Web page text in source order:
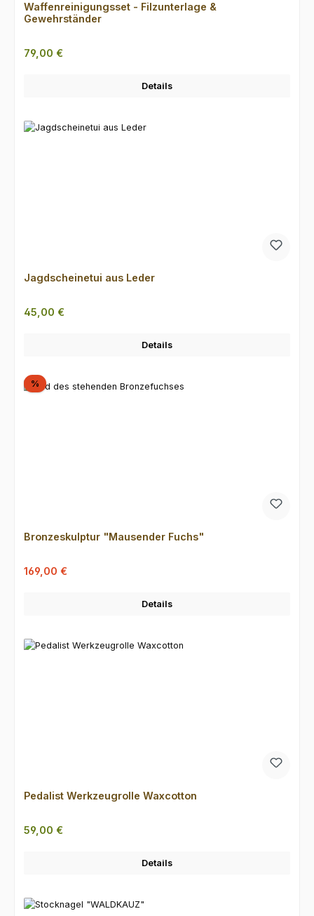
Waffenreinigungsset - Filzunterlage &
Gewehrständer
Regulärer Preis:
79,00 €
Details
Jagdscheinetui aus Leder
Regulärer Preis:
45,00 €
Details
%Rabatt
Bronzeskulptur "Mausender Fuchs"
Verkaufspreis:
169,00 €
Details
Pedalist Werkzeugrolle Waxcotton
Regulärer Preis:
59,00 €
Details